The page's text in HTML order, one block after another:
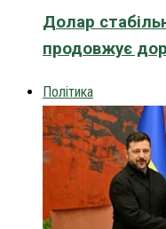
Долар
продовжує
Політика